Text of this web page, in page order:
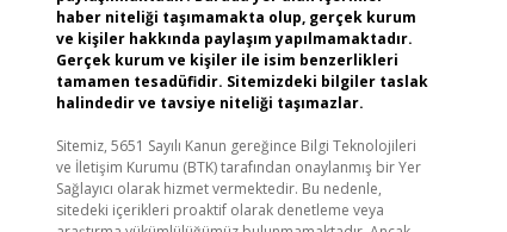
haber niteliği taşımamakta olup, gerçek kurum
ve kişiler hakkında paylaşım yapılmamaktadır.
Gerçek kurum ve kişiler ile isim benzerlikleri
tamamen tesadüfidir. Sitemizdeki bilgiler taslak
halindedir ve tavsiye niteliği taşımazlar.
Sitemiz, 5651 Sayılı Kanun gereğince Bilgi Teknolojileri
ve İletişim Kurumu (BTK) tarafından onaylanmış bir Yer
Sağlayıcı olarak hizmet vermektedir. Bu nedenle,
sitedeki içerikleri proaktif olarak denetleme veya